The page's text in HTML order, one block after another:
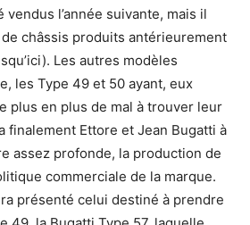
l’année suivante, mais il
de châssis produits antérieurement
Les autres modèles
les Type 49 et 50 ayant, eux
plus en plus de mal à trouver leur
finalement Ettore et Jean Bugatti à
assez profonde, la production de
commerciale de la marque.
présenté celui destiné à prendre